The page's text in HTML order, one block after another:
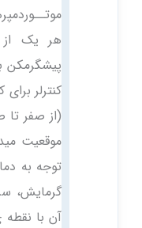
هر یک از
پیشگرمکن
کنترلر
(از صفر تا
موقعیت
توجه به
گرمایش،
آن با